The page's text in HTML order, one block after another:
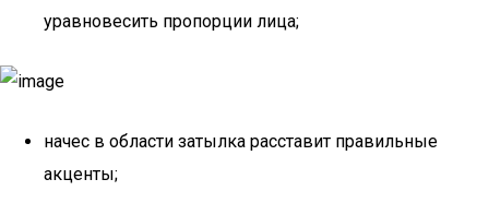
уравновесить пропорции лица;
начес в области затылка расставит правильные
акценты;